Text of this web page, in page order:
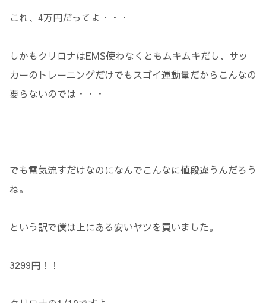
これ、4万円だってよ・・・
しかもクリロナはEMS使わなくともムキムキだし、サッ
カーのトレーニングだけでもスゴイ運動量だからこんなの
要らないのでは・・・
でも電気流すだけなのになんでこんなに値段違うんだろう
ね。
という訳で僕は上にある安いヤツを買いました。
3299円！！